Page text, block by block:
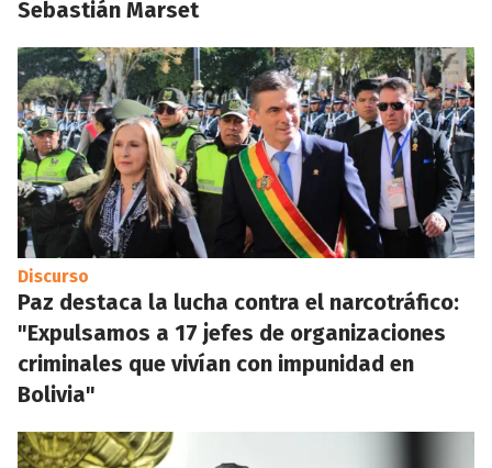
Sebastián Marset
Discurso
Paz destaca la lucha contra el narcotráfico:
"Expulsamos a 17 jefes de organizaciones
criminales que vivían con impunidad en
Bolivia"